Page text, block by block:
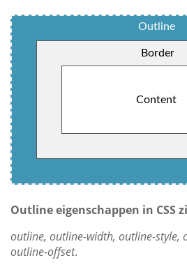
Outline eigenschappen in CSS
outline, outline-width, outline-style,
outline-offset.